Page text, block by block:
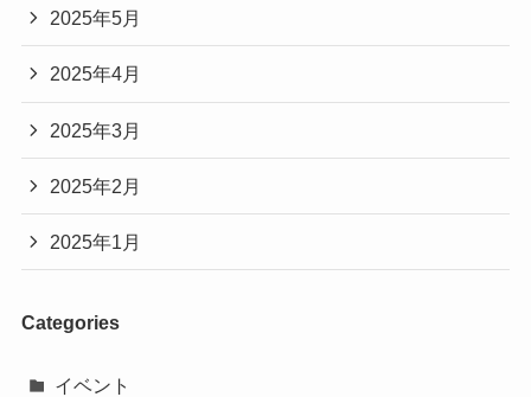
2025年5月
2025年4月
2025年3月
2025年2月
2025年1月
Categories
イベント